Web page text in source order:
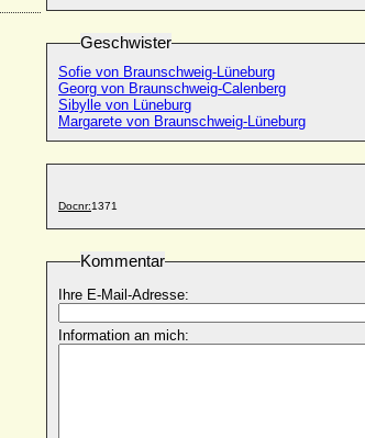
Geschwister
Sofie von Braunschweig-Lüneburg
Georg von Braunschweig-Calenberg
Sibylle von Lüneburg
Margarete von Braunschweig-Lüneburg
Docnr:1371
Kommentar
Ihre E-Mail-Adresse:
Information an mich: